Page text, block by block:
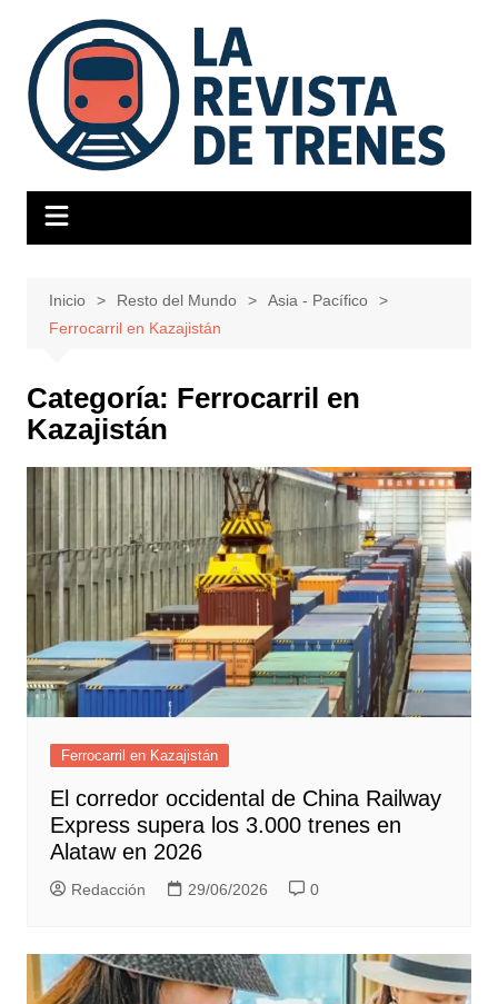
contenido
Inicio Resto del Mundo
Asia - Pacífico
Ferrocarril en Kazajistán
Categoría: Ferrocarril en
Kazajistán
Ferrocarril en Kazajistán
El corredor occidental de China Railway
Express supera los 3.000 trenes en
Alataw en 2026
Redacción 29/06/2026 0